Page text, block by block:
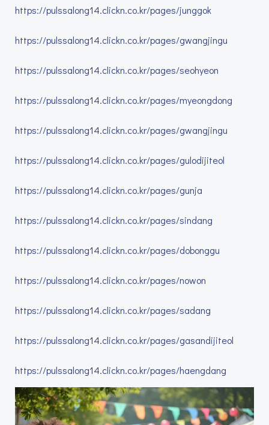
https://pulssalong14.clickn.co.kr/pages/junggok
https://pulssalong14.clickn.co.kr/pages/gwangjingu
https://pulssalong14.clickn.co.kr/pages/seohyeon
https://pulssalong14.clickn.co.kr/pages/myeongdong
https://pulssalong14.clickn.co.kr/pages/gwangjingu
https://pulssalong14.clickn.co.kr/pages/gulodijiteol
https://pulssalong14.clickn.co.kr/pages/gunja
https://pulssalong14.clickn.co.kr/pages/sindang
https://pulssalong14.clickn.co.kr/pages/dobonggu
https://pulssalong14.clickn.co.kr/pages/nowon
https://pulssalong14.clickn.co.kr/pages/sadang
https://pulssalong14.clickn.co.kr/pages/gasandijiteol
https://pulssalong14.clickn.co.kr/pages/haengdang